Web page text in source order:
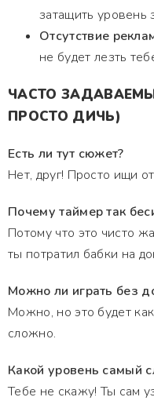
затащить уровень
Отсутствие
не будет лезть
ЧАСТО
ПРОСТО ДИЧЬ)
Есть ли тут сюжет?
Нет, друг! Просто ищи
Почему таймер так
Потому что это чисто
ты потратил бабки на
Можно ли играть без
Можно, но это будет
сложно.
Какой уровень самый
Тебе не скажу! Ты сам